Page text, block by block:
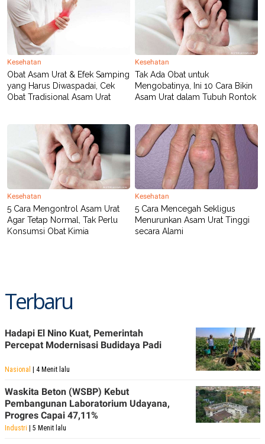
Kesehatan
Obat Asam Urat & Efek Samping
yang Harus Diwaspadai, Cek
Obat Tradisional Asam Urat
Kesehatan
Tak Ada Obat untuk
Mengobatinya, Ini 10 Cara Bikin
Asam Urat dalam Tubuh Rontok
Kesehatan
5 Cara Mengontrol Asam Urat
Agar Tetap Normal, Tak Perlu
Konsumsi Obat Kimia
Kesehatan
5 Cara Mencegah Sekligus
Menurunkan Asam Urat Tinggi
secara Alami
Terbaru
Hadapi El Nino Kuat, Pemerintah
Percepat Modernisasi Budidaya Padi
Nasional | 4 Menit lalu
Waskita Beton (WSBP) Kebut
Pembangunan Laboratorium Udayana,
Progres Capai 47,11%
Industri | 5 Menit lalu